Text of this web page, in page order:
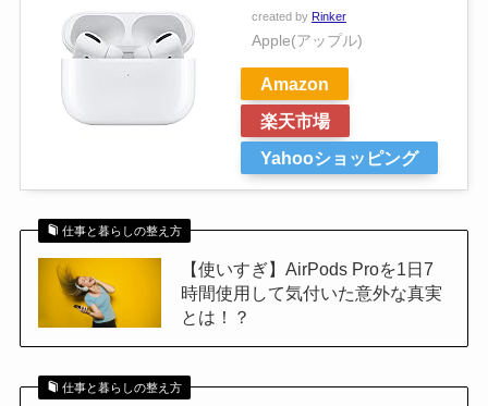
created by Rinker
Apple(アップル)
Amazon
楽天市場
Yahooショッピング
仕事と暮らしの整え方
【使いすぎ】AirPods Proを1日7
時間使用して気付いた意外な真実
とは！？
仕事と暮らしの整え方